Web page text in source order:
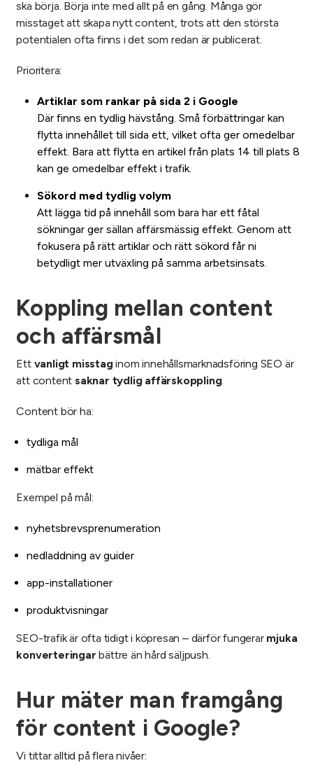
ska börja. Börja inte med allt på en gång. Många gör
misstaget att skapa nytt content, trots att den största
potentialen ofta finns i det som redan är publicerat.
Prioritera:
Artiklar som rankar på sida 2 i Google
Där finns en tydlig hävstång. Små förbättringar kan
flytta innehållet till sida ett, vilket ofta ger omedelbar
effekt. Bara att flytta en artikel från plats 14 till plats 8
kan ge omedelbar effekt i trafik.
Sökord med tydlig volym
Att lägga tid på innehåll som bara har ett fåtal
sökningar ger sällan affärsmässig effekt. Genom att
fokusera på rätt artiklar och rätt sökord får ni
betydligt mer utväxling på samma arbetsinsats.
Koppling mellan content
och affärsmål
Ett vanligt misstaginom innehållsmarknadsföring SEO är
att content saknar tydlig affärskoppling.
Content bör ha:
tydliga mål
mätbar effekt
Exempel på mål:
nyhetsbrevsprenumeration
nedladdning av guider
app-installationer
produktvisningar
SEO-trafik är ofta tidigt i köpresan – därför fungerar mjuka
konverteringar bättre än hård säljpush.
Hur mäter man framgång
för content i Google?
Vi tittar alltid på flera nivåer: